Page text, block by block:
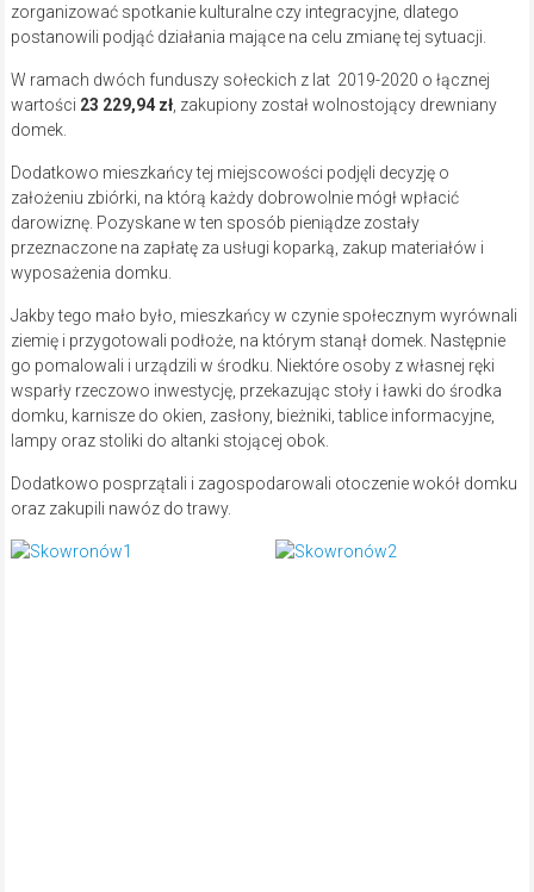
zorganizować spotkanie kulturalne czy integracyjne, dlatego
postanowili podjąć działania mające na celu zmianę tej sytuacji.
W ramach dwóch funduszy sołeckich z lat 2019-2020 o łącznej
wartości 23 229,94 zł, zakupiony został wolnostojący drewniany
domek.
Dodatkowo mieszkańcy tej miejscowości podjęli decyzję o
założeniu zbiórki, na którą każdy dobrowolnie mógł wpłacić
darowiznę. Pozyskane w ten sposób pieniądze zostały
przeznaczone na zapłatę za usługi koparką, zakup materiałów i
wyposażenia domku.
Jakby tego mało było, mieszkańcy w czynie społecznym wyrównali
ziemię i przygotowali podłoże, na którym stanął domek. Następnie
go pomalowali i urządzili w środku. Niektóre osoby z własnej ręki
wsparły rzeczowo inwestycję, przekazując stoły i ławki do środka
domku, karnisze do okien, zasłony, bieżniki, tablice informacyjne,
lampy oraz stoliki do altanki stojącej obok.
Dodatkowo posprzątali i zagospodarowali otoczenie wokół domku
oraz zakupili nawóz do trawy.